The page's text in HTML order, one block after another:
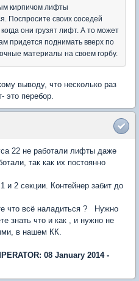
кирпичом лифты
Поспросите своих соседей
они грузят лифт. А то может
придется поднимать вверх по
материалы на своем горбу.
выводу, что несколько раз
это перебор.
22 не работали лифты даже
так как их постоянно
и 2 секции. Контейнер забит до
что всё наладиться ? Нужно
знать что и как , и нужно не
в нашем КК.
08 January 2014 -